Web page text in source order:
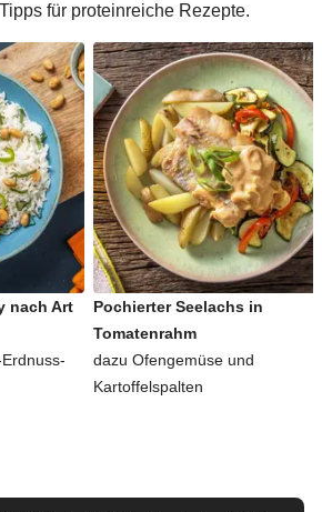
für proteinreiche Rezepte.
nach Art
Pochierter Seelachs in
Tomatenrahm
dazu Ofengemüse und
Kartoffelspalten